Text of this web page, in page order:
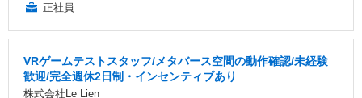
正社員
VRゲームテストスタッフ/メタバース空間の動作確認/未経験
歓迎/完全週休2日制・インセンティブあり
株式会社Le Lien